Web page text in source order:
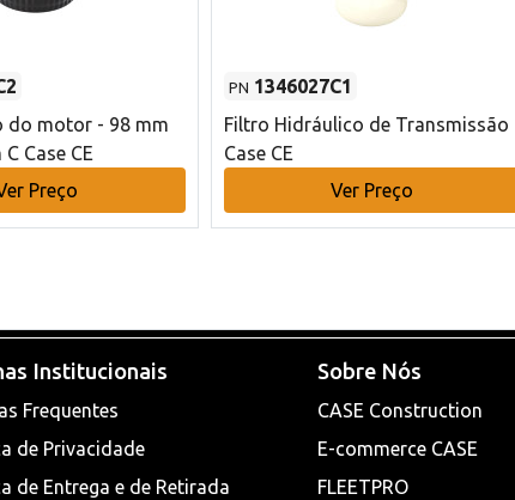
do motor - 98 mm
Case CE
Preço
PN 1346027C1
Filtro Hidráulico de Transmissão
Case CE
Ver Preço
Institucionais
Frequentes
de Privacidade
de Entrega e de Retirada
Sobre Nós
CASE Construction
E-commerce CASE
FLEETPRO